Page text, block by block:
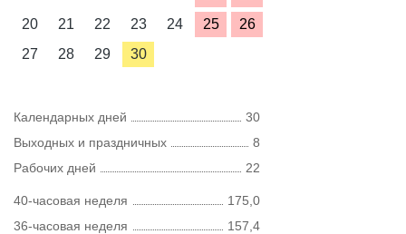
20
21 22 23 24 25
26
27
28 29 30
Календарных дней
30
Выходных и праздничных
8
Рабочих дней
22
40-часовая неделя
175,0
36-часовая неделя
157,4